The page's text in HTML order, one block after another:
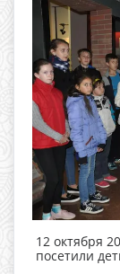
12 октября
посетили